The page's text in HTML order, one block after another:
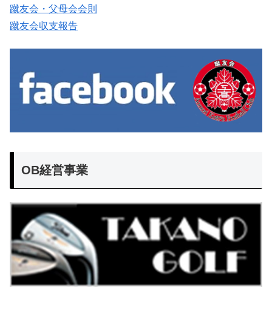
蹴友会・父母会会則
蹴友会収支報告
OB経営事業